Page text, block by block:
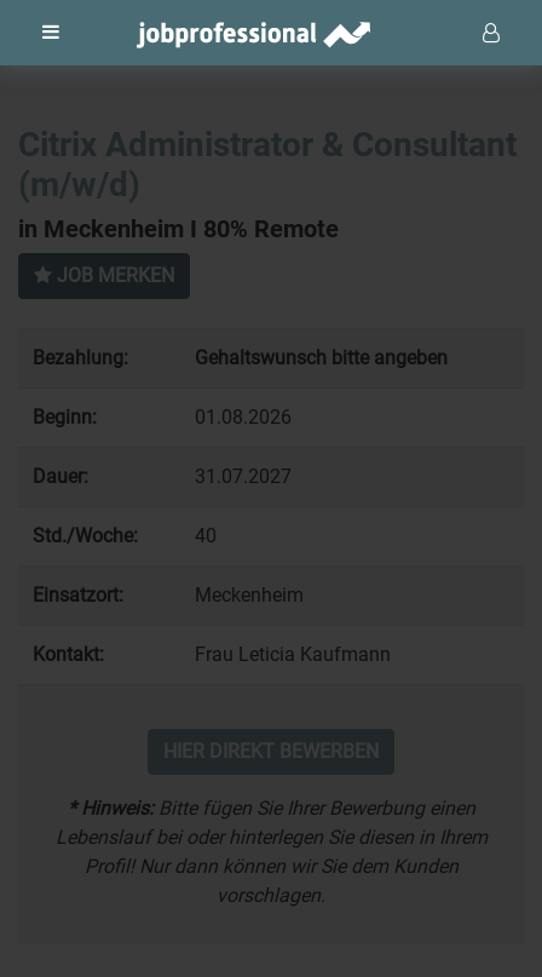
Citrix Administrator & Consultant
(m/w/d)
in Meckenheim I 80% Remote
JOB MERKEN
Bezahlung: Gehaltswunsch bitte angeben
Beginn: 01.08.2026
Dauer: 31.07.2027
Std./Woche: 40
Einsatzort: Meckenheim
Kontakt: Frau Leticia Kaufmann
HIER DIREKT BEWERBEN
* Hinweis:Bitte fügen Sie Ihrer Bewerbung einen
Lebenslauf bei oder hinterlegen Sie diesen in Ihrem
Profil! Nur dann können wir Sie dem Kunden
vorschlagen.